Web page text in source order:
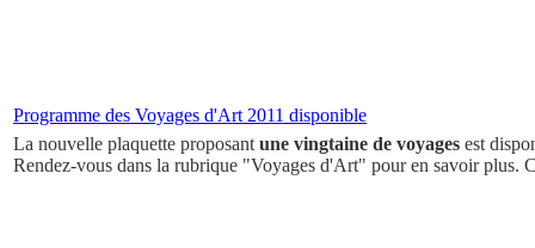
Programme des Voyages d'Art 2011 disponible
La nouvelle plaquette proposantune vingtaine de voyages est
Rendez-vous dans la rubrique "Voyages d'Art" pour en savoir plus.